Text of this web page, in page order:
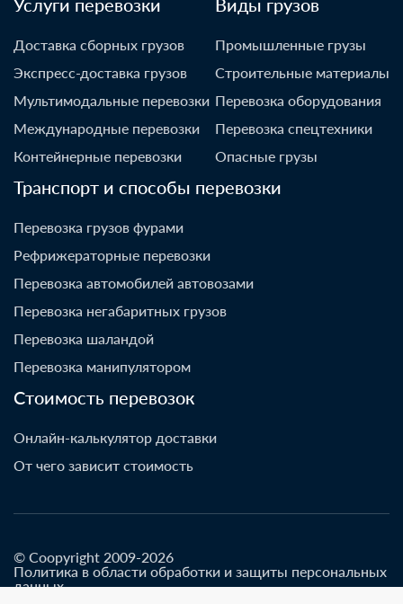
Услуги перевозки
Доставка сборных грузов
Экспресс-доставка грузов
Мультимодальные перевозки
Международные перевозки
Контейнерные перевозки
Виды грузов
Промышленные грузы
Строительные материалы
Перевозка оборудования
Перевозка спецтехники
Опасные грузы
Транспорт и способы перевозки
Перевозка грузов фурами
Рефрижераторные перевозки
Перевозка автомобилей автовозами
Перевозка негабаритных грузов
Перевозка шаландой
Перевозка манипулятором
Стоимость перевозок
Онлайн-калькулятор доставки
От чего зависит стоимость
© Coopyright 2009-2026
Политика в области обработки и защиты персональных
данных